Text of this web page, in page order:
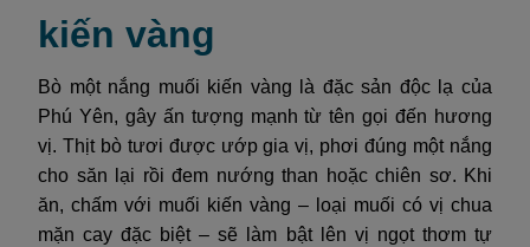
kiến vàng
Bò một nắng muối kiến vàng là đặc sản độc lạ của
Phú Yên, gây ấn tượng mạnh từ tên gọi đến hương
vị. Thịt bò tươi được ướp gia vị, phơi đúng một nắng
cho săn lại rồi đem nướng than hoặc chiên sơ. Khi
ăn, chấm với muối kiến vàng – loại muối có vị chua
mặn cay đặc biệt – sẽ làm bật lên vị ngọt thơm tự